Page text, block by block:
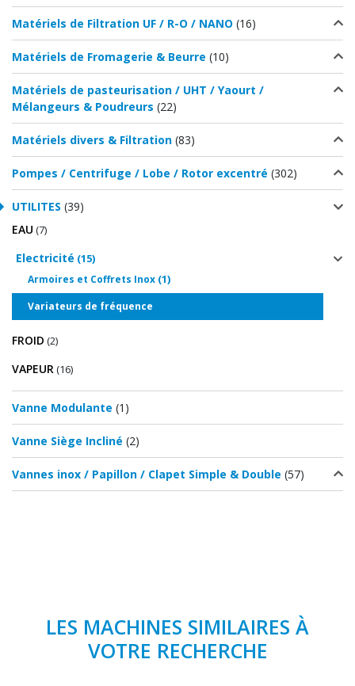
Matériels de Filtration UF / R-O / NANO (16)
Matériels de Fromagerie & Beurre (10)
Matériels de pasteurisation / UHT / Yaourt /
Mélangeurs & Poudreurs (22)
Matériels divers & Filtration (83)
Pompes / Centrifuge / Lobe / Rotor excentré (302)
UTILITES (39)
EAU (7)
Electricité (15)
Armoires et Coffrets Inox (1)
Variateurs de fréquence
FROID (2)
VAPEUR (16)
Vanne Modulante (1)
Vanne Siège Incliné (2)
Vannes inox / Papillon / Clapet Simple & Double (57)
LES MACHINES SIMILAIRES À
VOTRE RECHERCHE